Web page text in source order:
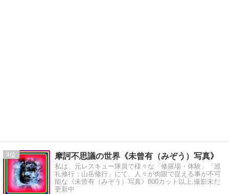
4 摩訶不思議の世界《未曾有（みぞう）写真》
私は、元レスキュー隊員で様々な「修羅場・体験」「巡
礼修行；山岳修行」にて、人々が肉眼で捉える事が不可
能な《未曾有（みぞう）写真》800カット以上.撮影未だ
更新中